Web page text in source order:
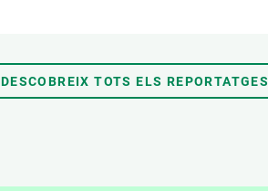
DESCOBREIX TOTS ELS REPORTATGES